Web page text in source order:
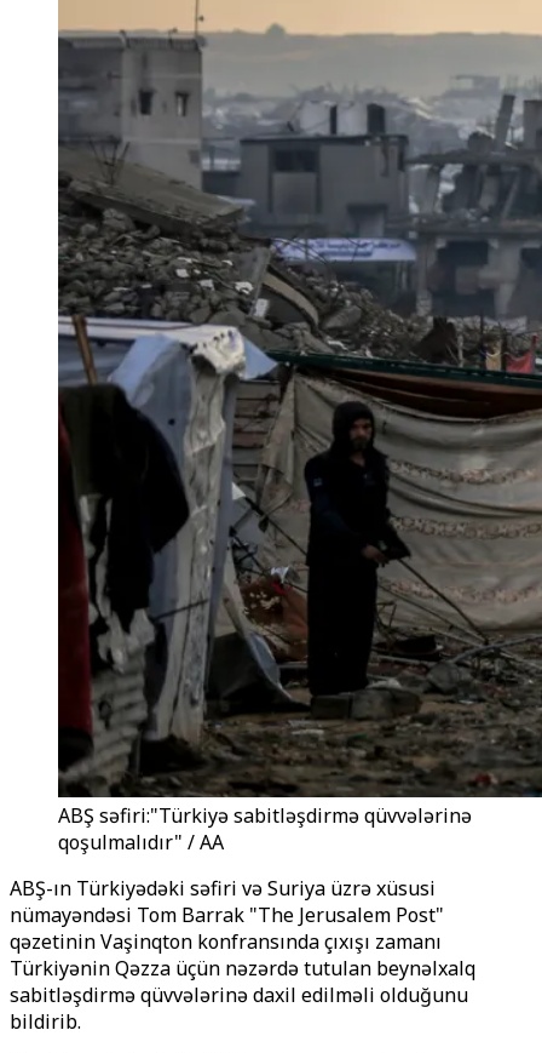
ABŞ səfiri:"Türkiyə sabitləşdirmə qüvvələrinə
qoşulmalıdır" / AA
ABŞ-ın Türkiyədəki səfiri və Suriya üzrə xüsusi
nümayəndəsi Tom Barrak "The Jerusalem Post"
qəzetinin Vaşinqton konfransında çıxışı zamanı
Türkiyənin Qəzza üçün nəzərdə tutulan beynəlxalq
sabitləşdirmə qüvvələrinə daxil edilməli olduğunu
bildirib.